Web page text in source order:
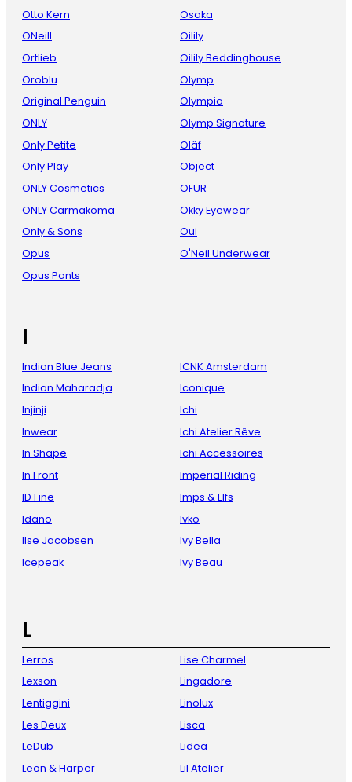
Otto Kern
ONeill
Ortlieb
Oroblu
Original Penguin
ONLY
Only Petite
Only Play
ONLY Cosmetics
ONLY Carmakoma
Only & Sons
Opus
Opus Pants
Osaka
Oilily
Oilily Beddinghouse
Olymp
Olympia
Olymp Signature
Oläf
Object
OFUR
Okky Eyewear
Oui
O'Neil Underwear
I
Indian Blue Jeans
Indian Maharadja
Injinji
Inwear
In Shape
In Front
ID Fine
Idano
Ilse Jacobsen
Icepeak
ICNK Amsterdam
Iconique
Ichi
Ichi Atelier Rêve
Ichi Accessoires
Imperial Riding
Imps & Elfs
Ivko
Ivy Bella
Ivy Beau
L
Lerros
Lexson
Lentiggini
Les Deux
LeDub
Leon & Harper
Lise Charmel
Lingadore
Linolux
Lisca
Lidea
Lil Atelier